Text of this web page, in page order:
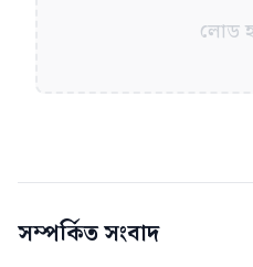
লোড
সম্পর্কিত সংবাদ